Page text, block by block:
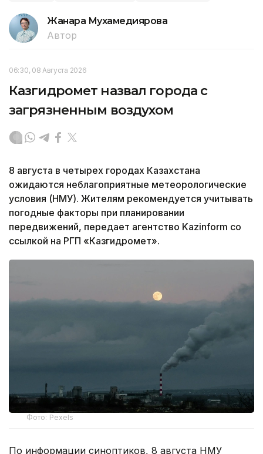
Жанара Мухамедиярова
Автор
06:30, 08 Августа 2026
Казгидромет назвал города с
загрязненным воздухом
8 августа в четырех городах Казахстана
ожидаются неблагоприятные метеорологические
условия (НМУ). Жителям рекомендуется учитывать
погодные факторы при планировании
передвижений, передает агентство Kazinform со
ссылкой на РГП «Казгидромет».
Фото: Pexels
По информации синоптиков, 8 августа НМУ